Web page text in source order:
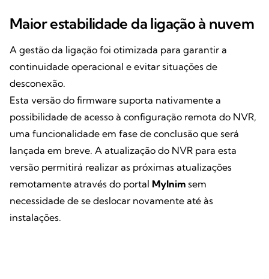
Maior estabilidade da ligação à nuvem
A gestão da ligação foi otimizada para garantir a
continuidade operacional e evitar situações de
desconexão.
Esta versão do firmware suporta nativamente a
possibilidade de acesso à configuração remota do NVR,
uma funcionalidade em fase de conclusão que será
lançada em breve. A atualização do NVR para esta
versão permitirá realizar as próximas atualizações
remotamente através do portal MyInim sem
necessidade de se deslocar novamente até às
instalações.